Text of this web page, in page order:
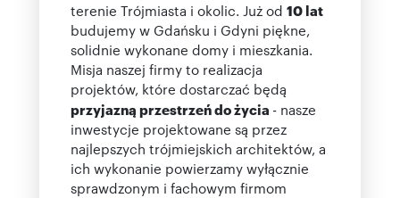
terenie Trójmiasta i okolic. Już od 10 lat
budujemy w Gdańsku i Gdyni piękne,
solidnie wykonane domy i mieszkania.
Misja naszej firmy to realizacja
projektów, które dostarczać będą
przyjazną przestrzeń do życia - nasze
inwestycje projektowane są przez
najlepszych trójmiejskich architektów, a
ich wykonanie powierzamy wyłącznie
sprawdzonym i fachowym firmom